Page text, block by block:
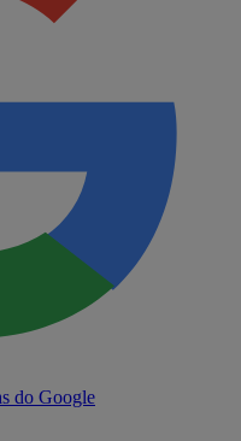
do Google